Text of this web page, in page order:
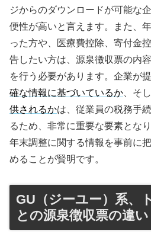
ジからのダウンロードが可能な
便性が高いと言えます。また、
った方や、医療費控除、寄付金
告したい方は、源泉徴収票の内
を行う必要があります。企業が
確な情報に基づいているか 、そ
供されるかは、従業員の税務手
るため、非常に重要な要素とな
年末調整に関する情報を事前に
めることが賢明です。
GU（ジーユー）系、
との源泉徴収票の違い